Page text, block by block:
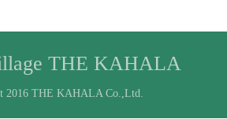
THE KAHALA
2016 THE KAHALA Co.,Ltd.